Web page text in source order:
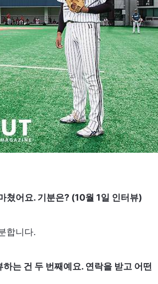
쳤어요. 기분은? (10월 1일 인터뷰)
합니다.
는 건 두 번째예요. 연락을 받고 어떤